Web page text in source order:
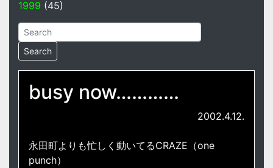
1999 (45)
busy now…………
2002.4.12.
永田町よりも忙しく動いてるCRAZE（one
punch）